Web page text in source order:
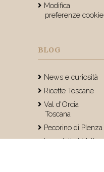
Modifica
preferenze cookie
BLOG
News e curiosità
Ricette Toscane
Val d'Orcia
Toscana
Pecorino di PIenza
I consigli di Matteo